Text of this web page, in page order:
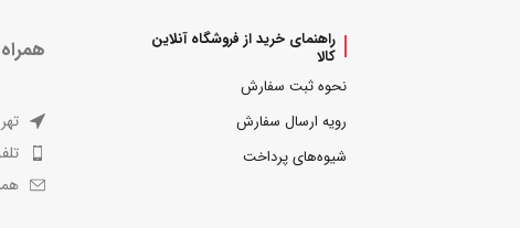
راهنمای خرید از فروشگاه آنلاین
کالا
نحوه ثبت سفارش
رویه ارسال سفارش
شیوه‌های پرداخت